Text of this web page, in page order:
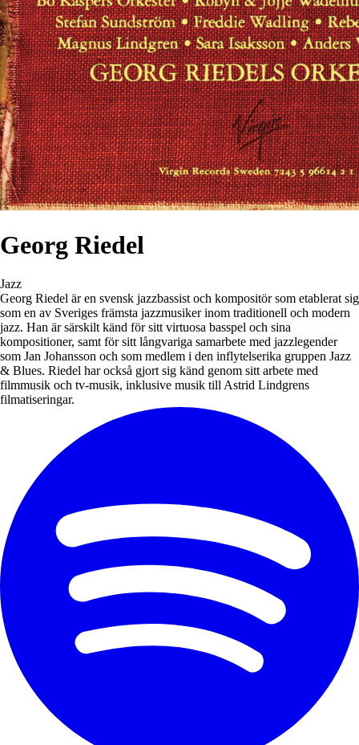
Georg Riedel
Jazz
Georg Riedel är en svensk jazzbassist och kompositör som etablerat sig
som en av Sveriges främsta jazzmusiker inom traditionell och modern
jazz. Han är särskilt känd för sitt virtuosa basspel och sina
kompositioner, samt för sitt långvariga samarbete med jazzlegender
som Jan Johansson och som medlem i den inflytelserika gruppen Jazz
& Blues. Riedel har också gjort sig känd genom sitt arbete med
filmmusik och tv-musik, inklusive musik till Astrid Lindgrens
filmatiseringar.